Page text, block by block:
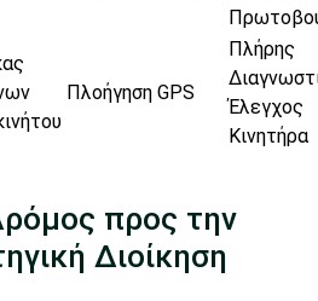
Πλοήγηση GPS
Πλήρης
Έλεγχος
Κινητήρα
προς την
Διοίκηση